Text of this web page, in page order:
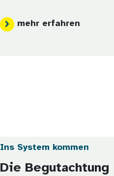
mehr erfahren
Ins System kommen
Die Begutachtung